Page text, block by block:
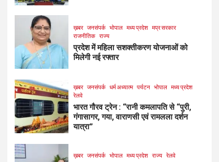
ख़बर जनसंपर्क भोपाल मध्य प्रदेश मप्र सरकार
राजनीतिक राज्य
प्रदेश में महिला सशक्तीकरण योजनाओं को
मिलेगी नई रफ्तार
ख़बर जनसंपर्क धर्म अध्यात्म पर्यटन भोपाल मध्य प्रदेश
रेलवे
भारत गौरव ट्रेन : “रानी कमलापति से “पुरी,
गंगासागर, गया, वाराणसी एवं रामलला दर्शन
यात्रा”
ख़बर जनसंपर्क भोपाल मध्य प्रदेश राज्य रेलवे